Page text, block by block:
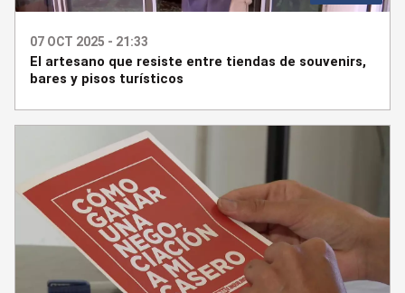
07 OCT 2025 - 21:33
El artesano que resiste entre tiendas de souvenirs,
bares y pisos turísticos